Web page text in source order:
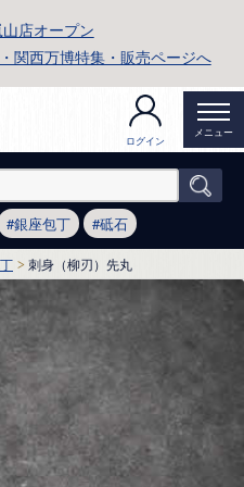
店オープン
関西万博特集・販売ページへ
ログイン
メニュー
銀座包丁 砥石
刺身（柳刃）先丸